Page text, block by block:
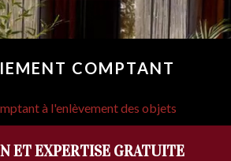
COMPTANT
à l'enlèvement des objets
ET EXPERTISE GRATUITE